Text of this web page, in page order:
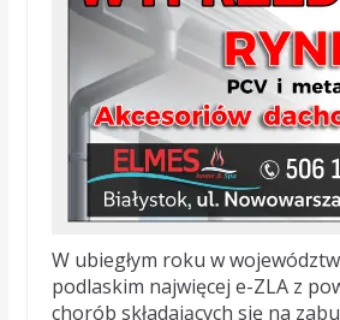
W ubiegłym roku w
podlaskim najwięcej e-ZLA z
chorób składających się na